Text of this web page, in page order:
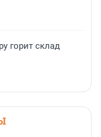
горит склад